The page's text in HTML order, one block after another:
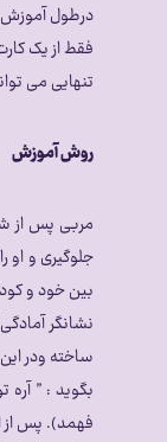
درطول آموزش
فقط از یک
تنهایی می
روش آموزش
مربی پس از
جلوگیری و
بین خود و
نشانگر
ساخته ودر
بگوید : ”
فهمد). پس از